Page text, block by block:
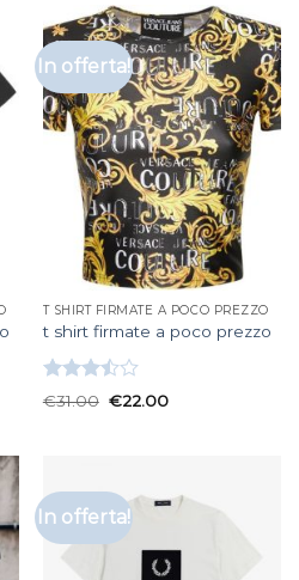
In offerta!
T SHIRT FIRMATE A POCO PREZZO
t shirt firmate a poco prezzo
Valutato
€31.00 €22.00
In offerta!